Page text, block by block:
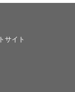
サイト